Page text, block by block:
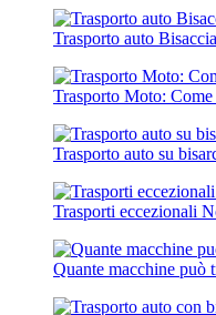
Trasporto auto Bisaccia
Trasporto Moto:
Trasporto auto su
Trasporti eccezionali
Quante macchine può